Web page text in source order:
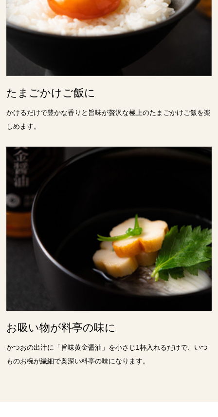
たまごかけご飯に
かけるだけで豊かな香りと旨味が贅沢な極上のたまごかけご飯を楽
しめます。
お吸い物が料亭の味に
かつおの出汁に「旨味黄金醤油」を小さじ1杯入れるだけで、いつ
ものお椀が繊細で奥深い料亭の味になります。